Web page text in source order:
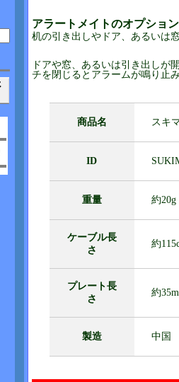
アラートメイトのオプショ
机の引き出しやドア、あるいは
ドアや窓、あるいは引き出しが
チを閉じるとアラームが鳴り止
商品名 スキ
ID
重量 約20g
ケーブル長
さ
約
プレート長
さ
約
製造 中国